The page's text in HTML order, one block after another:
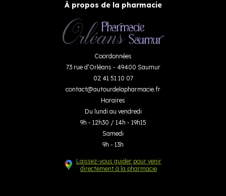
À propos de la pharmacie
Coordonnées
73 rue d’Orléans - 49400 Saumur
02 41 51 10 07
contact@autourdelapharmacie.fr
Horaires
Du lundi au vendredi
9h - 12h30 / 14h - 19h15
Samedi
9h - 13h
Laissez-vous guider pour venir
directement à la pharmacie